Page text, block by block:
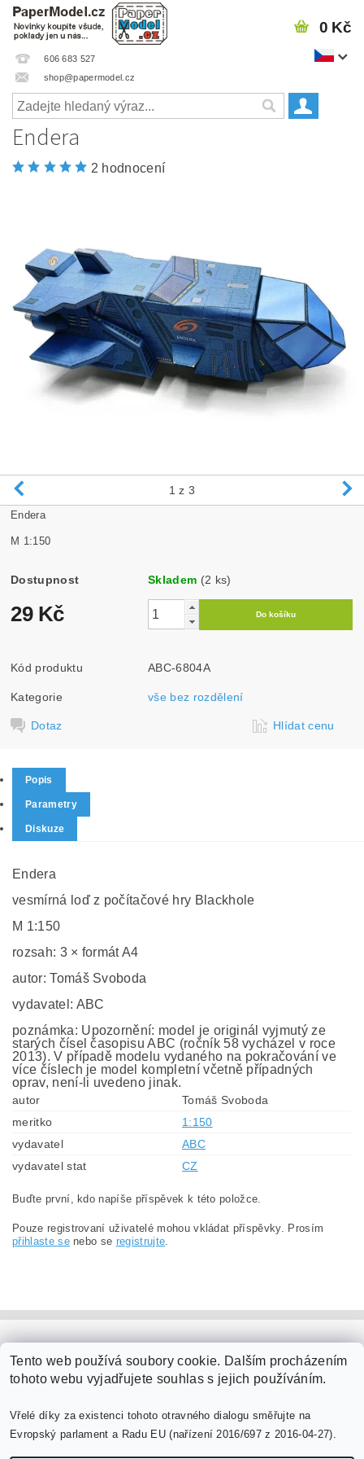
606 683 527
shop@papermodel.cz
0 Kč
Endera
2 hodnocení
1 z 3
Endera
M 1:150
Dostupnost Skladem (2 ks)
29 Kč
Kód produktu ABC-6804A
Kategorie vše bez rozdělení
Dotaz Hlídat cenu
Popis
Parametry
Diskuze
Endera
vesmírná loď z počítačové hry Blackhole
M 1:150
rozsah: 3 × formát A4
autor: Tomáš Svoboda
vydavatel: ABC
poznámka: Upozornění: model je originál vyjmutý ze
starých čísel časopisu ABC (ročník 58 vycházel v roce
2013). V případě modelu vydaného na pokračování ve
více číslech je model kompletní včetně případných
oprav, není-li uvedeno jinak.
autor
Tomáš Svoboda
meritko
1:150
vydavatel
ABC
vydavatel stat
CZ
Buďte první, kdo napíše příspěvek k této položce.
Pouze registrovaní uživatelé mohou vkládat příspěvky. Prosím
přihlaste senebo se registrujte.
Tento web používá soubory cookie. Dalším procházením
tohoto webu vyjadřujete souhlas s jejich používáním.
Vřelé díky za existenci tohoto otravného dialogu směřujte na
Evropský parlament a Radu EU (nařízení 2016/697 z 2016-04-27).